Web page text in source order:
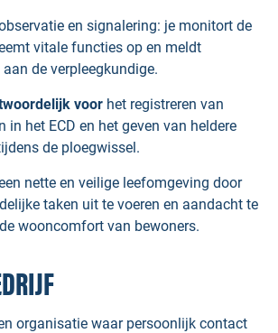
en signalering: je monitort de
vitale functies op en meldt
de verpleegkundige.
voor het registreren van
in het ECD en het geven van heldere
de ploegwissel.
nette en veilige leefomgeving door
taken uit te voeren en aandacht te
wooncomfort van bewoners.
organisatie waar persoonlijk contact